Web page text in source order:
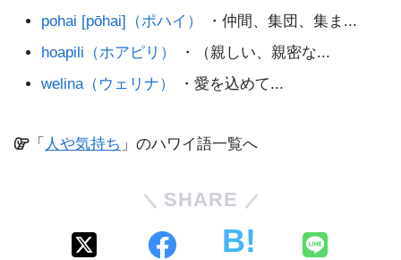
pohai [pōhai]（ポハイ）
・仲間、集団、集ま...
hoapili（ホアピリ）
・（親しい、親密な...
welina（ウェリナ）
・愛を込めて...
「 人や気持ち 」のハワイ語一覧へ
SHARE